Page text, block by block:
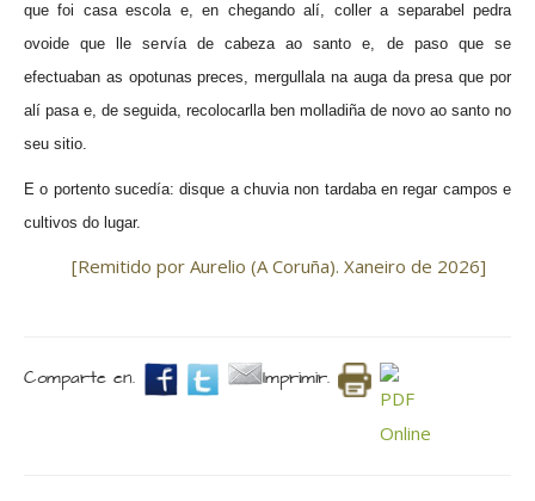
que foi casa escola e, en chegando alí, coller a separabel pedra
ovoide que lle servía de cabeza ao santo e, de paso que se
efectuaban as opotunas preces, mergullala na auga da presa que por
alí pasa e, de seguida, recolocarlla ben molladiña de novo ao santo no
seu sitio.
E o portento sucedía: disque a chuvia non tardaba en regar campos e
cultivos do lugar.
[Remitido por Aurelio (A Coruña). Xaneiro de 2026]
Comparte en. Imprimir.